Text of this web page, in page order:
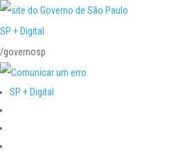
SP + Digital
/governosp
SP + Digital